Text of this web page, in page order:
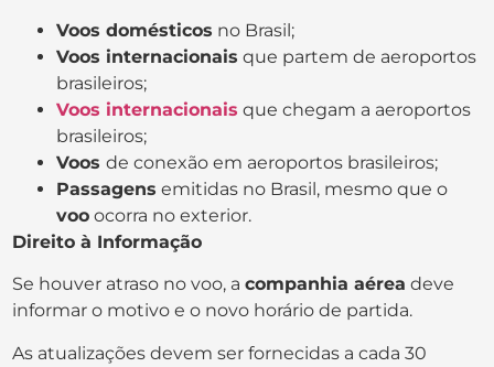
Voos domésticos no Brasil;
Voos internacionais que partem de aeroportos
brasileiros;
Voos internacionais que chegam a aeroportos
brasileiros;
Voosde conexão em aeroportos brasileiros;
Passagens emitidas no Brasil, mesmo que o
voo ocorra no exterior.
Direito à Informação
Se houver atraso no voo, acompanhia aérea deve
informar o motivo e o novo horário de partida.
As atualizações devem ser fornecidas a cada 30